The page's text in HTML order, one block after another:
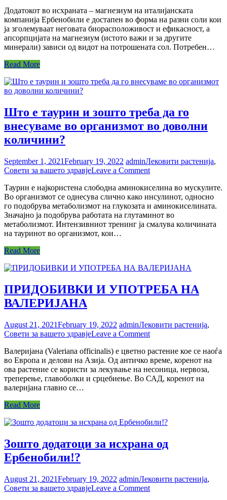
на
Ербенобили
е
поразличен
од
Додатокот во исхраната – магнезиум на италијанската
компанија Ербенобили е достапен во форма на разни соли кои
ја зголемуваат неговата биорасположивост и ефикасност, а
апсорпцијата на магнезиум (истото важи и за другите
минерали) зависи од видот на потрошената сол. Потребен…
Read More
Што е таурин и зошто треба да го
внесуваме во организмот во доволни
количини?
September 1, 2021February 19, 2022 adminЛековити растенија,
Совети за вашето здравјеLeave a Commenton
е
таурин
и
зошто
треба
организмот
доволни
количини?
Таурин е најкористена слободна аминокиселина во мускулите.
Во организмот се однесува слично како инсулинот, односно
го подобрува метаболизмот на глукозата и aминокиселината.
Значајно ја подобрува работата на глутаминот во
метаболизмот. Интензивниот тренинг ја смалува количината
на тауринот во организмот, кои…
Read More
ПРИДОБИВКИ И УПОТРЕБА НА
ВАЛЕРИЈАНА
August 21, 2021February 19, 2022 adminЛековити растенија,
Совети за вашето здравјеLeave a Commenton
И
УПОТРЕБА
НА
ВАЛЕРИЈАНА
Валеријана (Valeriana officinalis) е цветно растение кое се наоѓа
во Европа и делови на Азија. Од античко време, коренот на
ова растение се користи за лекување на несоница, нервоза,
треперење, главоболки и срцебиење. Во САД, коренот на
валеријана главно се…
Read More
Зошто додатоци за исхрана од
Ербенобили!?
August 21, 2021February 19, 2022 adminЛековити растенија,
Совети за вашето здравјеLeave a Commenton